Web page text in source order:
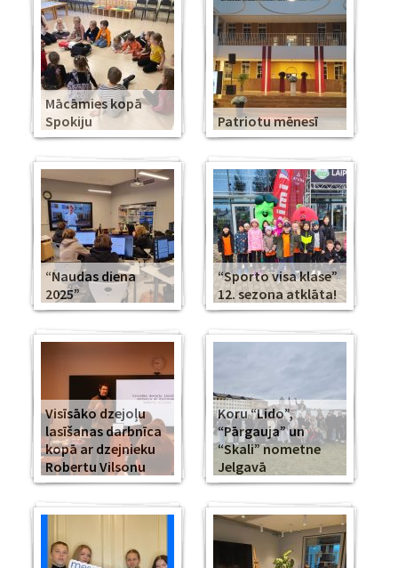
Mācāmies kopā
Spokiju
Patriotu mēnesī
“Naudas diena
2025”
“Sporto visa klase”
12. sezona atklāta!
Visīsāko dzejoļu
lasīšanas darbnīca
kopā ar dzejnieku
Robertu Vilsonu
Koru “Lido”,
“Pārgauja” un
“Skali” nometne
Jelgavā